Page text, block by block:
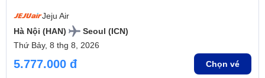
Jeju Air
Hà Nội (HAN)
Seoul (ICN)
Thứ Bảy, 8 thg 8, 2026
5.777.000 đ Chọn vé